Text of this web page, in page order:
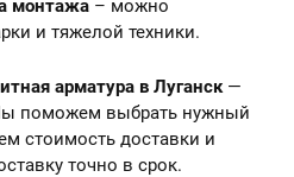
монтажа – можно
и тяжелой техники.
арматура в Луганск—
поможем выбрать нужный
стоимость доставки и
точно в срок.